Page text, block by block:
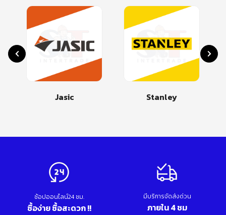
Jasic Stanley
ช้อปออนไลน์24 ชม.
ซื้อง่าย ซื้อสะดวก !!
มีบริการจัดส่งด่วน
ภายใน 4 ชม